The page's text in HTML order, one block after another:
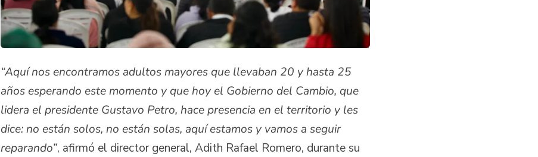
“Aquí nos encontramos adultos mayores que llevaban 20 y hasta 25
años esperando este momento y que hoy el Gobierno del Cambio, que
lidera el presidente Gustavo Petro, hace presencia en el territorio y les
dice: no están solos, no están solas, aquí estamos y vamos a seguir
reparando”, afirmó el director general, Adith Rafael Romero, durante su